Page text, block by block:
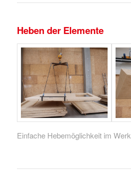
Heben der Elemente
Einfache Hebemöglichkeit im Werk